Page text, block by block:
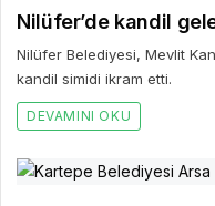
Nilüfer’de kandil
Nilüfer Belediyesi, Mevlit
kandil simidi ikram etti.
DEVAMINI OKU